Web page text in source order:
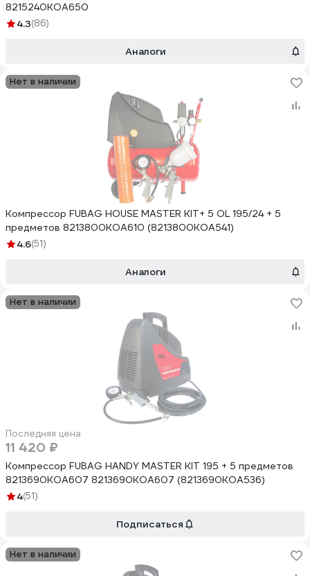
8215240KOA650
4.3(86)
Аналоги
Нет в наличии
Компрессор FUBAG HOUSE MASTER KIT+ 5 OL 195/24 + 5
предметов 8213800KOA610 (8213800KOA541)
4.6(51)
Аналоги
Нет в наличии
Последняя цена
11 420 ₽
Компрессор FUBAG HANDY MASTER KIT 195 + 5 предметов
8213690KOA607 8213690KOA607 (8213690KOA536)
4(51)
Подписаться
Нет в наличии